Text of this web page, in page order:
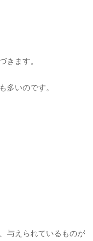
きます。
多いのです。
与えられているものが